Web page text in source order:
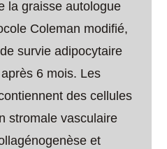
la graisse autologue
Coleman modifié,
survie adipocytaire
6 mois. Les
des cellules
stromale vasculaire
et